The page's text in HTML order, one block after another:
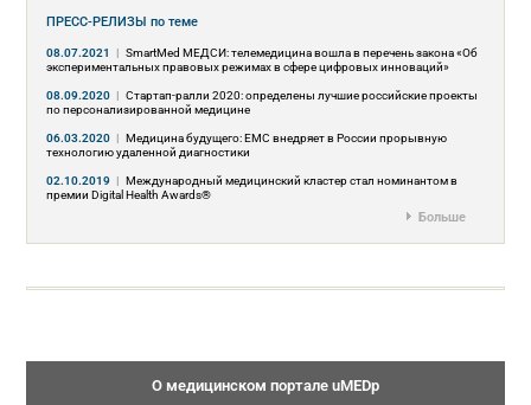
ПРЕСС-РЕЛИЗЫпо теме
08.07.2021 | SmartMed МЕДСИ: телемедицина вошла в перечень закона «Об
экспериментальных правовых режимах в сфере цифровых инноваций»
08.09.2020 | Стартап-ралли 2020: определены лучшие российские проекты
по персонализированной медицине
06.03.2020 | Медицина будущего: EMC внедряет в России прорывную
технологию удаленной диагностики
02.10.2019 | Международный медицинский кластер стал номинантом в
премии Digital Health Awards®
Больше
О медицинском портале uMEDp